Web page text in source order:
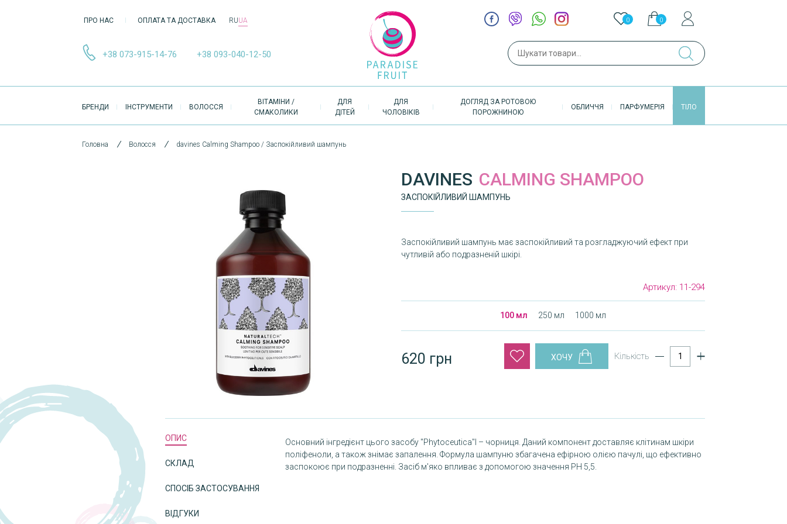
ПРО НАС ОПЛАТА ТА ДОСТАВКА RUUA
+38 073-915-14-76 +38 093-040-12-50
0 0
Пошук
НАВІҐАЦІЯ
БРЕНДИ ІНСТРУМЕНТИ ВОЛОССЯ
ВІТАМІНИ /
СМАКОЛИКИ
ДЛЯ
ДІТЕЙ
ДЛЯ
ЧОЛОВІКІВ
ДОГЛЯД ЗА РОТОВОЮ
ПОРОЖНИНОЮ
ОБЛИЧЧЯ ПАРФУМЕРІЯ ТІЛО
Головна Волосся davines Calming Shampoo / Заспокійливий шампунь
DAVINES CALMING SHAMPOO
ЗАСПОКІЙЛИВИЙ ШАМПУНЬ
Заспокійливий шампунь має заспокійливий та розгладжуючий ефект при
чутливій або подразненій шкірі.
Артикул: 11-294
100 мл 250 мл 1000 мл
Кількість
620 грн
ОПИС
СКЛАД
СПОСІБ ЗАСТОСУВАННЯ
ВІДГУКИ
Основний інгредієнт цього засобу "Phytoceutica"l – чорниця. Даний компонент доставляє клітинам шкіри
поліфеноли, а також знімає запалення. Формула шампуню збагачена ефірною олією пачулі, що ефективно
заспокоює при подразненні. Засіб м'яко впливає з допомогою значення РН 5,5.